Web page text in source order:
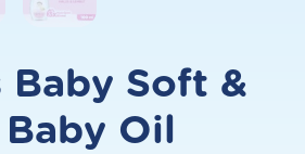
Baby Soft &
Oil